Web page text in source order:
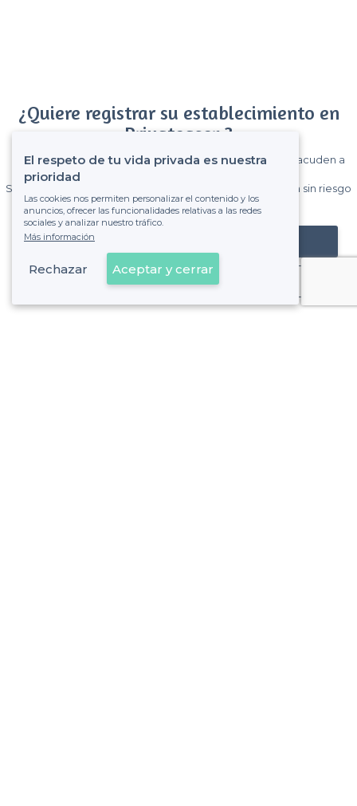
¿Quiere registrar su establecimiento en
Privateaser ?
Gane muchos clientes entre el millón de visitantes que acuden a
Sin comisiones y sin compromiso, pagas una cantidad fija sin riesgo
de ver la factura.
Registrar mi establecimiento
Ya es cliente
El respeto de tu vida privada es nuestra
prioridad
Las cookies nos permiten personalizar el contenido y los
anuncios, ofrecer las funcionalidades relativas a las redes
sociales y analizar nuestro tráfico.
Más información
Rechazar Aceptar y cerrar